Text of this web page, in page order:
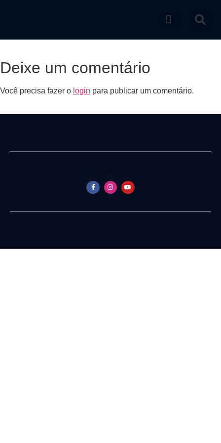
Deixe um comentário
Você precisa fazer o login para publicar um comentário.